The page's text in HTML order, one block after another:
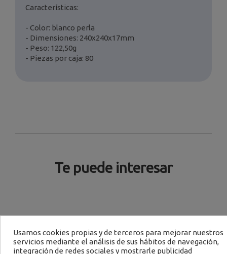
Características:
- Color: blanco perla
- Dimensiones: 240x240x17mm
- Peso: 122,50g
- Piezas por caja: 80
Te puede interesar
Bajo Pedido
Usamos cookies propias y de terceros para mejorar nuestros
servicios mediante el análisis de sus hábitos de navegación,
integración de redes sociales y mostrarle publicidad